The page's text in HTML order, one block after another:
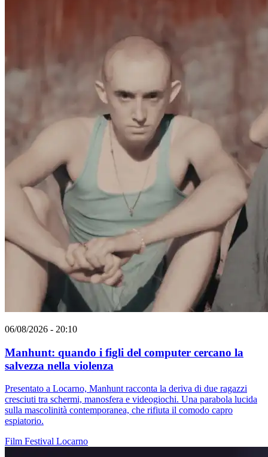
06/08/2026 - 20:10
Manhunt: quando i figli del computer cercano la
salvezza nella violenza
Presentato a Locarno, Manhunt racconta la deriva di due ragazzi
cresciuti tra schermi, manosfera e videogiochi. Una parabola lucida
sulla mascolinità contemporanea, che rifiuta il comodo capro
espiatorio.
Film Festival Locarno